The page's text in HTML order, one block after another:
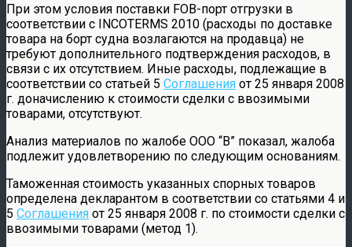
При этом условия поставки FOB-порт отгрузки в
соответствии с INCOTERMS 2010 (расходы по доставке
товара на борт судна возлагаются на продавца) не
требуют дополнительного подтверждения расходов, в
связи с их отсутствием. Иные расходы, подлежащие в
соответствии со статьей 5 Соглашения от 25 января 2008
г. доначислению к стоимости сделки с ввозимыми
товарами, отсутствуют.
Анализ материалов по жалобе ООО “В” показал, жалоба
подлежит удовлетворению по следующим основаниям.
Таможенная стоимость указанных спорных товаров
определена декларантом в соответствии со статьями 4 и
5 Соглашения от 25 января 2008 г. по стоимости сделки с
ввозимыми товарами (метод 1).